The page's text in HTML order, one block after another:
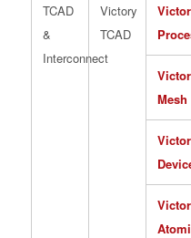
TCAD
&
Interconnect
Victory
TCAD
Mesh